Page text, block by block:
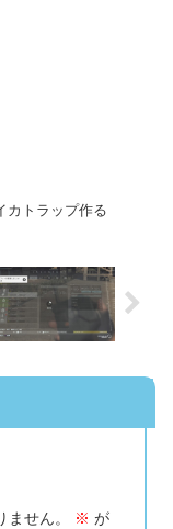
カトラップ作る
せん。 ※ が